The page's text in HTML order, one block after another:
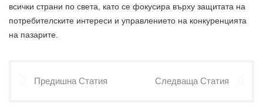
всички страни по света, като се фокусира върху защитата на
потребителските интереси и управлението на конкуренцията
на пазарите.
Предишна Статия Следваща Статия